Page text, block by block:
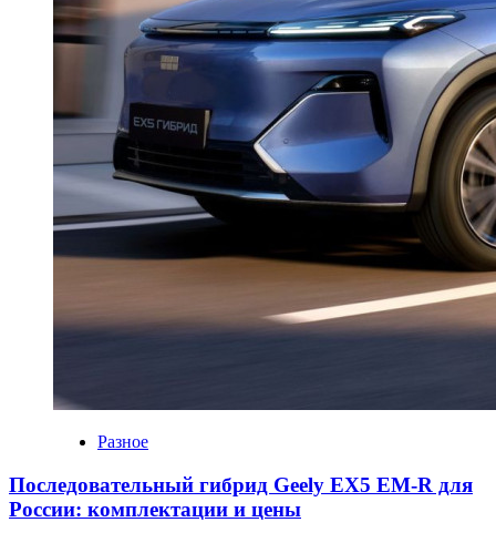
Разное
Последовательный гибрид Geely EX5 EM-R для
России: комплектации и цены